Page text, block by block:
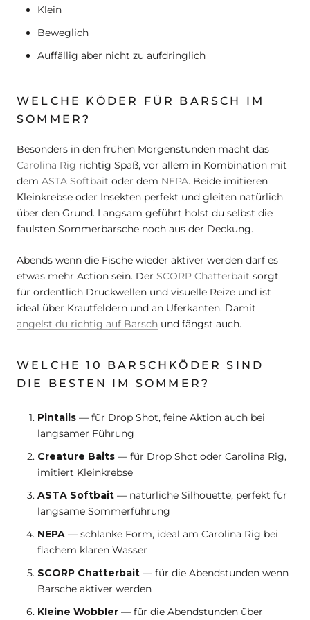
Klein
Beweglich
Auffällig aber nicht zu aufdringlich
WELCHE KÖDER FÜR BARSCH IM
SOMMER?
Besonders in den frühen Morgenstunden macht das
Carolina Rig richtig Spaß, vor allem in Kombination mit
dem ASTA Softbait oder dem NEPA. Beide imitieren
Kleinkrebse oder Insekten perfekt und gleiten natürlich
über den Grund. Langsam geführt holst du selbst die
faulsten Sommerbarsche noch aus der Deckung.
Abends wenn die Fische wieder aktiver werden darf es
etwas mehr Action sein. Der SCORP Chatterbait sorgt
für ordentlich Druckwellen und visuelle Reize und ist
ideal über Krautfeldern und an Uferkanten. Damit
angelst du richtig auf Barsch und fängst auch.
WELCHE 10 BARSCHKÖDER SIND
DIE BESTEN IM SOMMER?
Pintails — für Drop Shot, feine Aktion auch bei
langsamer Führung
Creature Baits — für Drop Shot oder Carolina Rig,
imitiert Kleinkrebse
ASTA Softbait — natürliche Silhouette, perfekt für
langsame Sommerführung
NEPA — schlanke Form, ideal am Carolina Rig bei
flachem klaren Wasser
SCORP Chatterbait — für die Abendstunden wenn
Barsche aktiver werden
Kleine Wobbler — für die Abendstunden über